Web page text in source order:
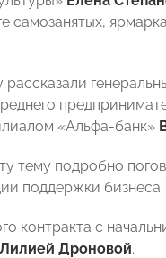
«Альфа-банк»
тему подробно
поддержки бизнеса
контракта с
Лилией Дроновой.